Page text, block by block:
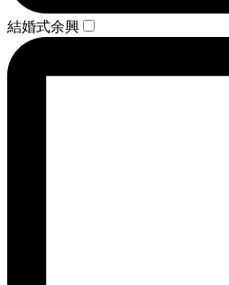
結婚式余興